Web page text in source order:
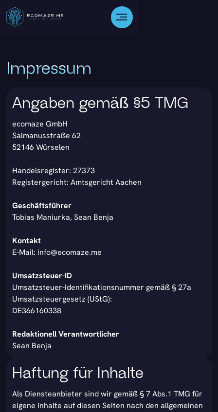
Impressum
Angaben gemäß §5 TMG
ecomaze GmbH
Salmanusstraße 62
52146 Würselen
Handelsregister: 27373
Registergericht: Amtsgericht Aachen
Geschäftsführer
Tobias Maniurka, Sean Benja
Kontakt
E-Mail: info@ecomaze.me
Umsatzsteuer-ID
Umsatzsteuer-Identifikationsnummer gemäß § 27a
Umsatzsteuergesetz (UStG):
DE366160338
Redaktionell Verantwortlicher
Sean Benja
Haftung für Inhalte
Als Diensteanbieter sind wir gemäß § 7 Abs.1 TMG für
eigene Inhalte auf diesen Seiten nach den allgemeinen